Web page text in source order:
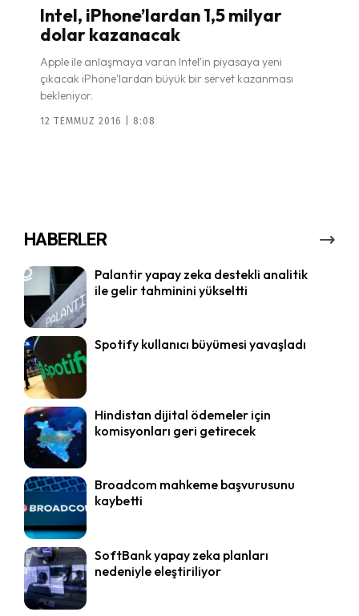
Intel, iPhone’lardan 1,5 milyar
dolar kazanacak
Apple ile anlaşmaya varan Intel'in piyasaya yeni
çıkacak iPhone'lardan büyük bir servet kazanması
bekleniyor.
12 TEMMUZ 2016 | 8:08
HABERLER
Palantir yapay zeka destekli analitik
ile gelir tahminini yükseltti
Spotify kullanıcı büyümesi yavaşladı
Hindistan dijital ödemeler için
komisyonları geri getirecek
Broadcom mahkeme başvurusunu
kaybetti
SoftBank yapay zeka planları
nedeniyle eleştiriliyor